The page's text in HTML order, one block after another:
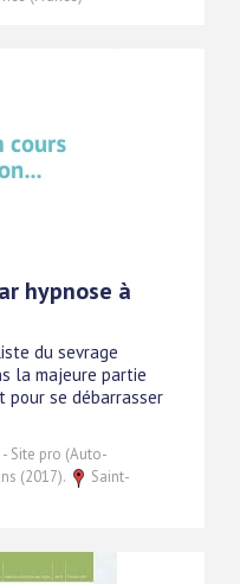
hypnose à
du sevrage
la majeure partie
pour se débarrasser
- Site pro (Auto-
(2017).
Saint-